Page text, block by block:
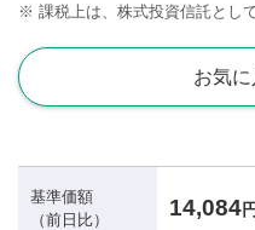
※ 課税上は、株式投資信託とし
お気
基準価額
（前日比）
14,084円